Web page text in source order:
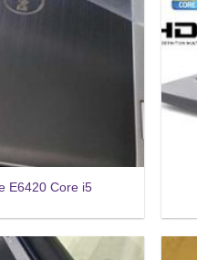
E6420 Core i5